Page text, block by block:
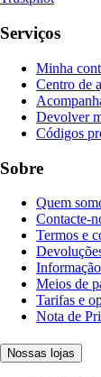
Serviços
Minha
Centro de
Devolver
Códigos
Sobre
Quem
Contacte-
Termos e
Meios de
Tarifas e
Nota de
Nossas lojas